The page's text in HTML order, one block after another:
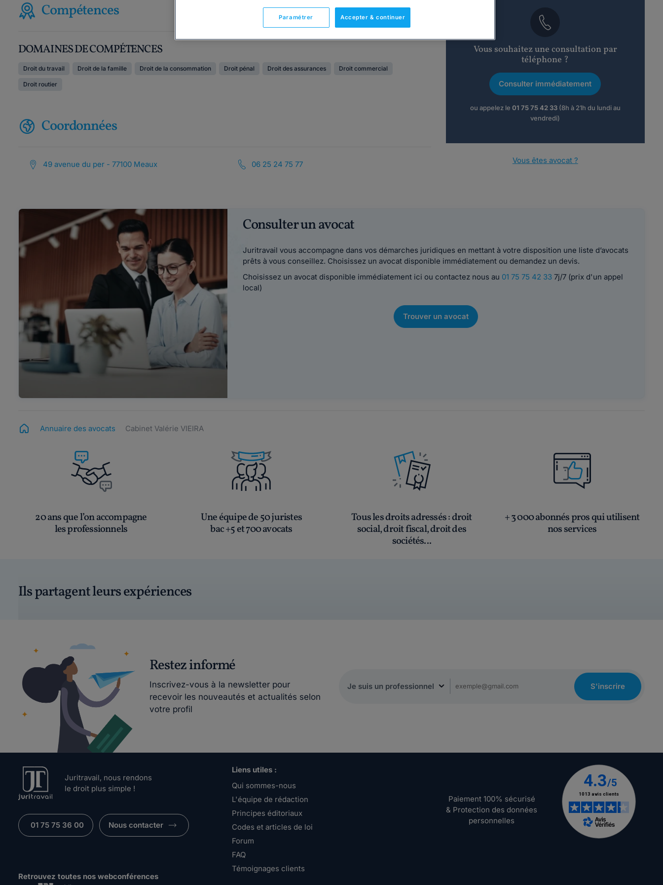
Compétences
DOMAINES DE COMPÉTENCES
Droit du travail Droit de la famille Droit de la consommation Droit pénal Droit des assurances Droit commercial
Droit routier
Coordonnées
49 avenue du per - 77100 Meaux 06 25 24 75 77
Vous souhaitez une consultation par
téléphone ?
Consulter immédiatement
ou appelez le 01 75 75 42 33(8h à 21h du lundi au
vendredi)
Vous êtes avocat ?
Consulter un avocat
Juritravail vous accompagne dans vos démarches juridiques en mettant à votre disposition une liste d’avocats
prêts à vous conseillez. Choisissez un avocat disponible immédiatement ou demandez un devis.
Choisissez un avocat disponible immédiatement ici ou contactez nous au 01 75 75 42 337j/7 (prix d'un appel
local)
Trouver un avocat
Annuaire des avocats Cabinet Valérie VIEIRA
20 ans que l’on accompagne
les professionnels
Une équipe de 50 juristes
bac +5 et 700 avocats
Tous les droits adressés: droit
social, droit fiscal, droit des
sociétés...
+ 3 000 abonnés pros qui utilisent
nos services
Ils partagent leurs expériences
Restez informé
Inscrivez-vous à la newsletter pour
recevoir les nouveautés et actualités selon
votre profil
S'inscrire
Juritravail, nous rendons
le droit plus simple !
01 75 75 36 00 Nous contacter
Retrouvez toutes nos webconférences
Liens utiles :
Qui sommes-nous
L'équipe de rédaction
Principes éditoriaux
Codes et articles de loi
Forum
FAQ
Témoignages clients
Paiement 100% sécurisé
& Protection des données
personnelles
Accepter & continuer
Paramétrer